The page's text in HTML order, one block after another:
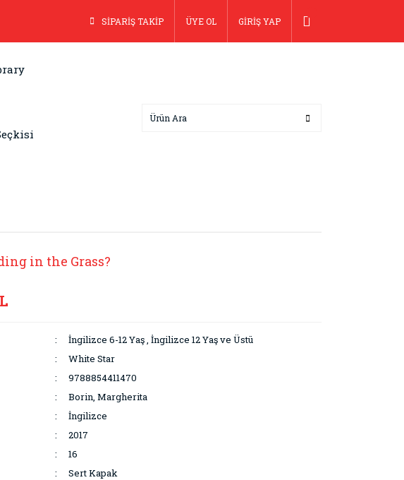
SİPARİŞ TAKİP ÜYE OL GİRİŞ YAP
in the Grass?
İngilizce 6-12 Yaş, İngilizce 12 Yaş ve Üstü
White Star
9788854411470
Borin, Margherita
İngilizce
2017
16
Sert Kapak